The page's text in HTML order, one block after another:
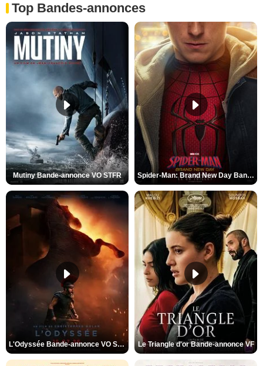
Top Bandes-annonces
Mutiny Bande-annonce VO STFR Spider-Man: Brand New Day Bande-annonce VO STFR
L'Odyssée Bande-annonce VO STFR Le Triangle d'or Bande-annonce VF